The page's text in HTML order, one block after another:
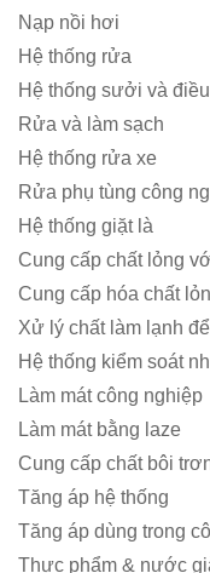
Nạp nồi hơi
Hệ thống rửa
Hệ thống sưởi và
Rửa và làm sạch
Hệ thống rửa xe
Rửa phụ tùng công
Hệ thống giặt là
Cung cấp chất lỏng
Cung cấp hóa chất
Xử lý chất làm lạnh
Hệ thống kiểm soát
Làm mát công nghiệp
Làm mát bằng laze
Cung cấp chất bôi
Tăng áp hệ thống
Tăng áp dùng trong
Thực phẩm & nước